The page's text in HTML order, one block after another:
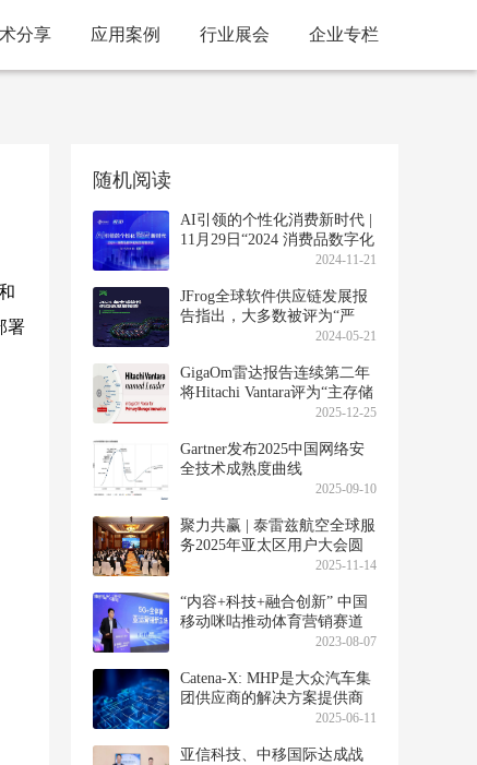
分享 应用案例 行业展会 企业专栏
署
随机阅读
AI引领的个性化消费新时代 |
11月29日“2024 消费品数字化
转型高管沙龙”精彩敬请期
2024-11-21
JFrog全球软件供应链发展报
告指出，大多数被评为“严
重”的漏洞评级具有误导性
2024-05-21
GigaOm雷达报告连续第二年
将Hitachi Vantara评为“主存储
领域领导者”及“表现优异者”
2025-12-25
Gartner发布2025中国网络安
全技术成熟度曲线
2025-09-10
聚力共赢 | 泰雷兹航空全球服
务2025年亚太区用户大会圆
2025-11-14
“内容+科技+融合创新” 中国
移动咪咕推动体育营销赛道
2023-08-07
Catena-X: MHP是大众汽车集
团供应商的解决方案提供商
2025-06-11
亚信科技、中移国际达成战